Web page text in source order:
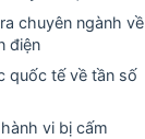
chuyên ngành về
điện
quốc tế về tần số
vi bị cấm